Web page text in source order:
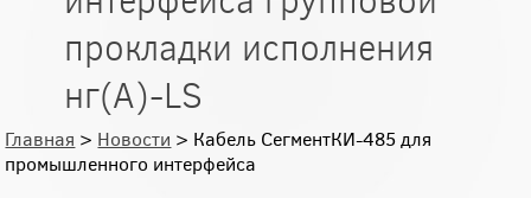
прокладки исполнения
нг(А)-LS
Главная > Новости > Кабель СегментКИ-485 для
промышленного интерфейса